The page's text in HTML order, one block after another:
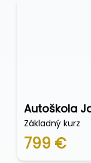
Autoškola
Základný kurz
799 €